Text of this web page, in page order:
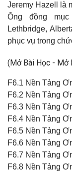
Jeremy Hazell là
Ông đồng
Lethbridge,
phục vụ trong
(Mở Bài Học - Mở
F6.1 Nền Tảng
F6.2 Nền Tảng
F6.3 Nền Tảng
F6.4 Nền Tảng
F6.5 Nền Tảng
F6.6 Nền Tảng
F6.7 Nền Tảng
F6.8 Nền Tảng